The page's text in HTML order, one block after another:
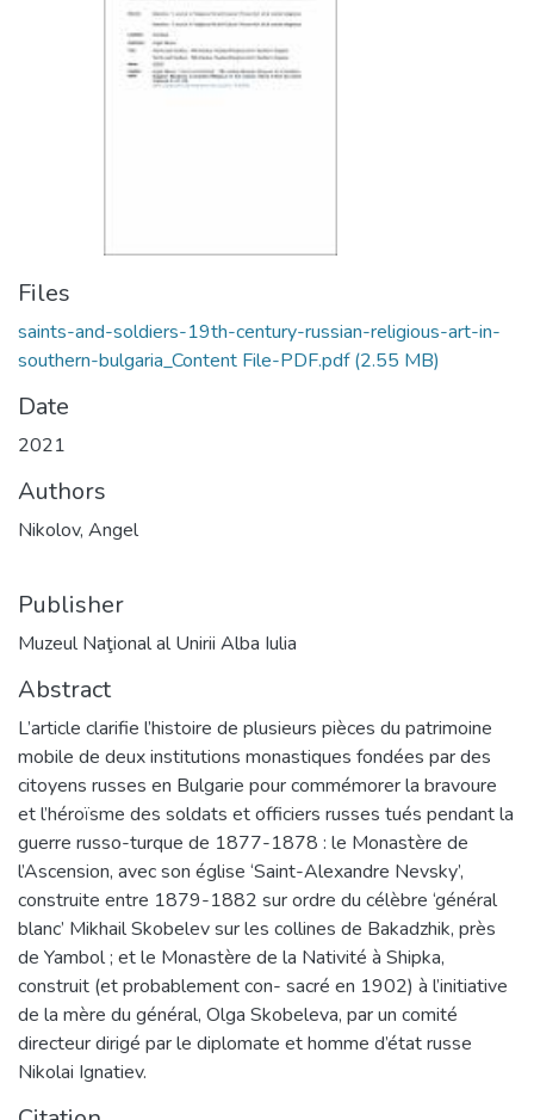
Files
saints-and-soldiers-19th-century-russian-religious-art-in-
southern-bulgaria_Content File-PDF.pdf (2.55 MB)
Date
2021
Authors
Nikolov, Angel
Publisher
Muzeul Naţional al Unirii Alba Iulia
Abstract
L’article clarifie l’histoire de plusieurs pièces du patrimoine
mobile de deux institutions monastiques fondées par des
citoyens russes en Bulgarie pour commémorer la bravoure
et l’héroïsme des soldats et officiers russes tués pendant la
guerre russo-turque de 1877-1878 : le Monastère de
l’Ascension, avec son église ‘Saint-Alexandre Nevsky’,
construite entre 1879-1882 sur ordre du célèbre ‘général
blanc’ Mikhail Skobelev sur les collines de Bakadzhik, près
de Yambol ; et le Monastère de la Nativité à Shipka,
construit (et probablement con- sacré en 1902) à l’initiative
de la mère du général, Olga Skobeleva, par un comité
directeur dirigé par le diplomate et homme d’état russe
Nikolai Ignatiev.